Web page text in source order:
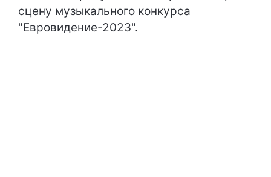
сцену музыкального конкурса
"Евровидение-2023".